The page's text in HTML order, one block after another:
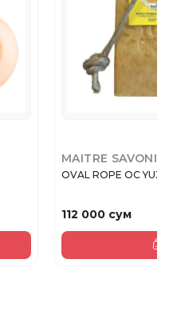
MAITRE
OVAL ROPE OC
112 000 сум